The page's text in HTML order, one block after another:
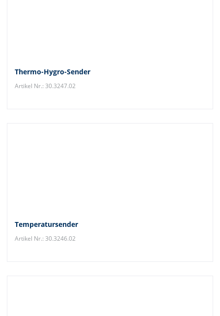
Thermo-Hygro-Sender
Artikel Nr.: 30.3247.02
Temperatursender
Artikel Nr.: 30.3246.02